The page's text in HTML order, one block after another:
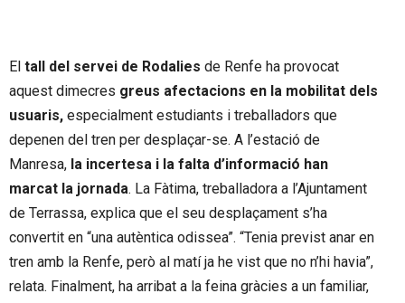
El tall del servei de Rodalies de Renfe ha provocat
aquest dimecres greus afectacions en la mobilitat dels
usuaris, especialment estudiants i treballadors que
depenen del tren per desplaçar-se. A l’estació de
Manresa, la incertesa i la falta d’informació han
marcat la jornada. La Fàtima, treballadora a l’Ajuntament
de Terrassa, explica que el seu desplaçament s’ha
convertit en “una autèntica odissea”. “Tenia previst anar en
tren amb la Renfe, però al matí ja he vist que no n’hi havia”,
relata. Finalment, ha arribat a la feina gràcies a un familiar,